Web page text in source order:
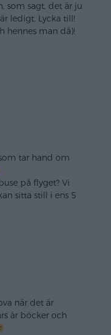
som sagt, det är ju
ledigt. Lycka till!
hennes man då)!
tar hand om
på flyget? Vi
sitta still i ens 5
när det är
är böcker och